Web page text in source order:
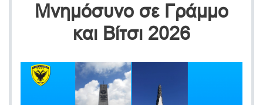
Μνημόσυνο σε Γράμμο
και Βίτσι 2026